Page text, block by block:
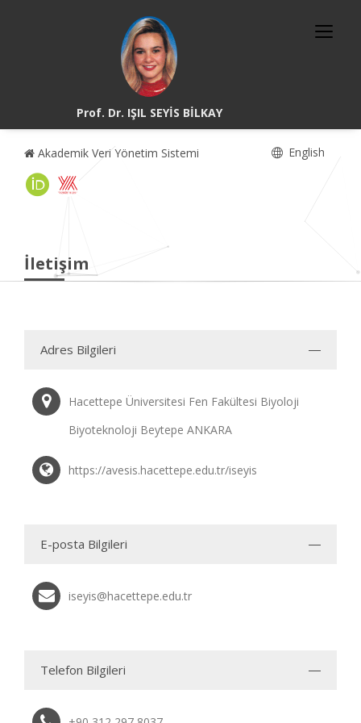
Prof. Dr. IŞIL SEYİS BİLKAY
Akademik Veri Yönetim Sistemi English
İletişim
Adres Bilgileri
Hacettepe Üniversitesi Fen Fakültesi Biyoloji
Biyoteknoloji Beytepe ANKARA
https://avesis.hacettepe.edu.tr/iseyis
E-posta Bilgileri
iseyis@hacettepe.edu.tr
Telefon Bilgileri